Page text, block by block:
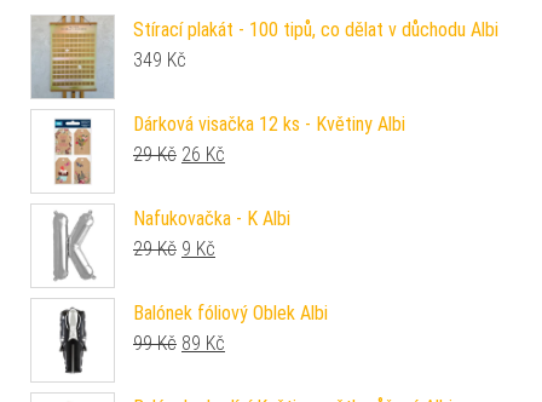
Stírací plakát - 100 tipů, co dělat v důchodu Albi
349 Kč
Dárková visačka 12 ks - Květiny Albi
29Kč Původní cena byla: 29 Kč.
26 Kč
Nafukovačka - K Albi
29Kč Původní cena byla: 29 Kč.
9 Kč
Balónek fóliový Oblek Albi
99Kč Původní cena byla: 99 Kč.
89 Kč